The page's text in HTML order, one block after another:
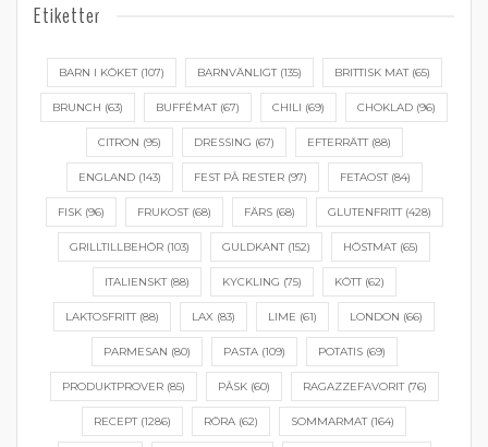
Etiketter
BARN I KÖKET(107) BARNVÄNLIGT(135) BRITTISK MAT(65)
BRUNCH (63) BUFFÉMAT(67) CHILI (69) CHOKLAD (96)
CITRON (95) DRESSING (67) EFTERRÄTT(88)
ENGLAND(143) FEST PÅ RESTER(97) FETAOST(84)
FISK(96) FRUKOST(68) FÄRS(68) GLUTENFRITT(428)
GRILLTILLBEHÖR (103) GULDKANT(152) HÖSTMAT(65)
ITALIENSKT(88) KYCKLING (75) KÖTT(62)
LAKTOSFRITT(88) LAX (83) LIME (61) LONDON (66)
PARMESAN (80) PASTA(109) POTATIS(69)
PRODUKTPROVER(85) PÅSK(60) RAGAZZEFAVORIT(76)
RECEPT(1286) RÖRA (62) SOMMARMAT(164)